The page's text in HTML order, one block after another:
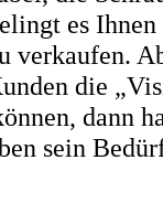
es Ihnen
verkaufen.
die
dann
sein